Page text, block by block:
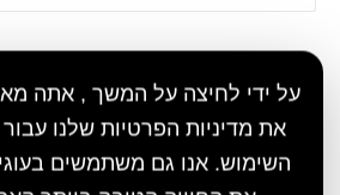
על ידי לחיצה על המשך , אתה
את מדיניות הפרטיות שלנו
השימוש. אנו גם משתמשים
מוצרים שיכולים גם לעניין